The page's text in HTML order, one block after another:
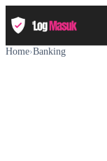
Home›Banking